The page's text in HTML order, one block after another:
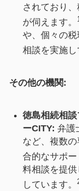
されており
が伺えます。
や、個々の
相談を実施し
その他の機関:
徳島相続相
ーCITY: 弁護
など、複数
合的なサポー
料相談を提
しています。